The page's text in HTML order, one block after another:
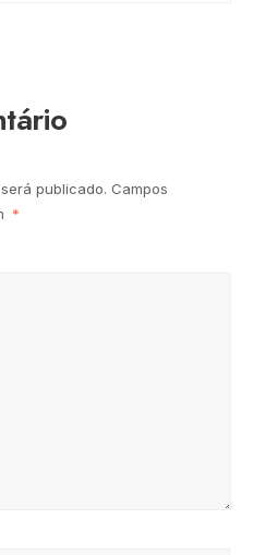
publicado. Campos
*